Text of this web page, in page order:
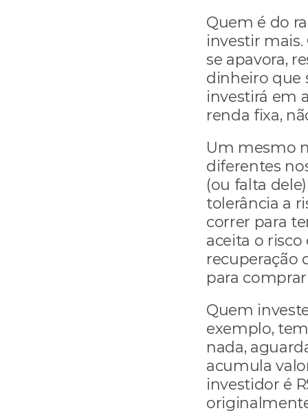
Quem é do
investir
se apavora,
dinheiro que
investirá em
renda fixa,
Um mesmo
diferentes
(ou falta
tolerância a
correr para
aceita o
recuperação
para
Quem
exemplo,
nada,
acumula
investidor é